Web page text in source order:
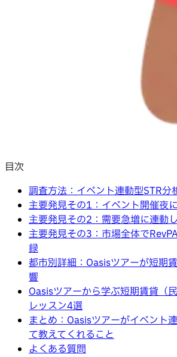
目次
調査方法：イベント連動型STR分
主要発見その1：イベント開催夜
主要発見その2：需要急増に連動
主要発見その3：市場全体で
録
都市別詳細：Oasisツアーが短期
響
Oasisツアーから学ぶ短期賃貸（
レッスン4選
まとめ：Oasisツアーがイベント
て教えてくれること
よくある質問